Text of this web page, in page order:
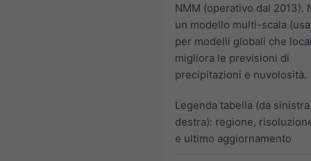
NMM (operativo dal 2013).
un modello multi-scala
per modelli globali che
migliora le previsioni di
precipitazioni e nuvolosità.
Legenda tabella (da
destra): regione,
e ultimo aggiornamento